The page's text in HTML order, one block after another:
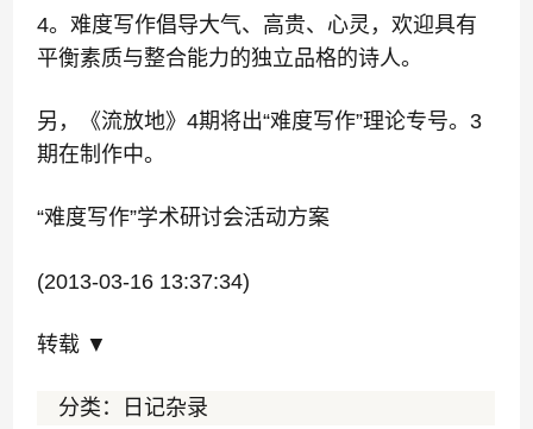
4。难度写作倡导大气、高贵、心灵，欢迎具有
平衡素质与整合能力的独立品格的诗人。
另，《流放地》4期将出“难度写作”理论专号。3
期在制作中。
“难度写作”学术研讨会活动方案
(2013-03-16 13:37:34)
转载 ▼
分类： 日记杂录